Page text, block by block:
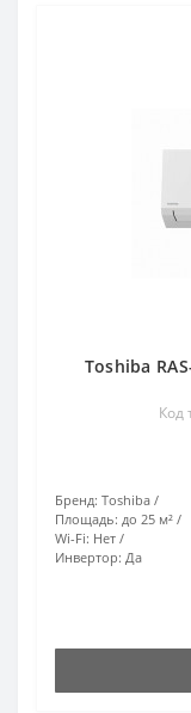
Toshiba
Код
Бренд: Toshiba
Площадь: до 25 м²
Wi-Fi: Нет
Инвертор: Да